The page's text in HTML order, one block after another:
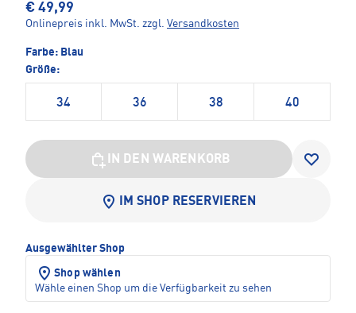
€ 49,99
Onlinepreis inkl. MwSt. zzgl. Versandkosten
Farbe: Blau
Größe:
34 36 38 40
IN DEN WARENKORB
IM SHOP RESERVIEREN
Ausgewählter Shop
Shop wählen
Wähle einen Shop um die Verfügbarkeit zu sehen